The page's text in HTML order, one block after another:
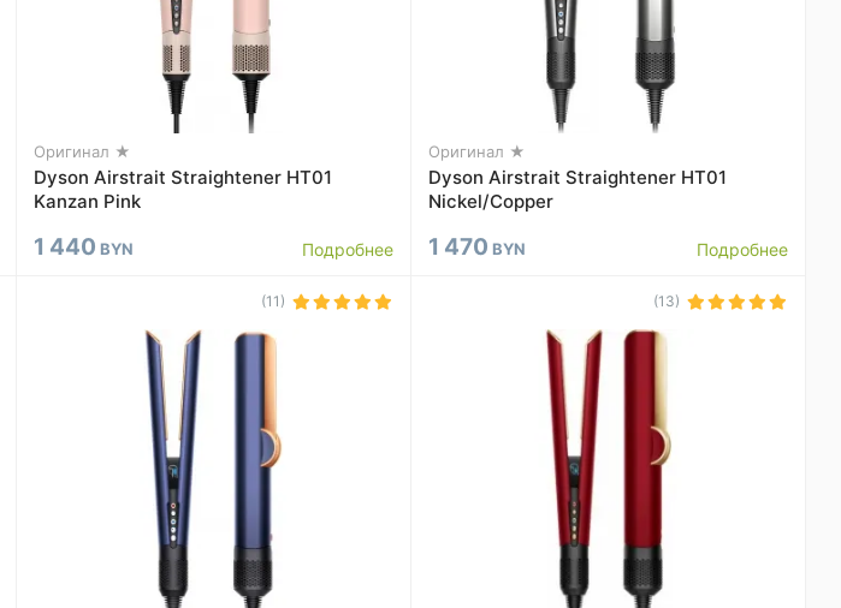
Оригинал ★
Dyson Airstrait Straightener HT01
Kanzan Pink
1 440 BYN Подробнее
Оригинал ★
Dyson Airstrait Straightener HT01
Nickel/Copper
1 470 BYN Подробнее
(11) (13)